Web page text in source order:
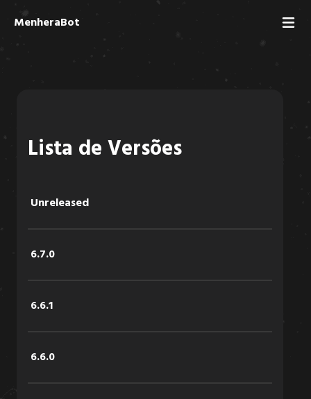
MenheraBot
Lista de Versões
Unreleased
6.7.0
6.6.1
6.6.0